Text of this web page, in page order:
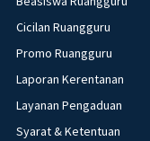
Cicilan Ruangguru
Promo Ruangguru
Laporan Kerentanan
Layanan Pengaduan
Syarat & Ketentuan